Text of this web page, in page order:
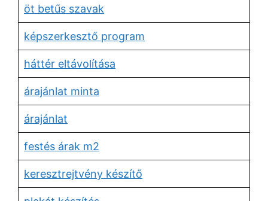
öt betűs szavak
képszerkesztő program
háttér eltávolítása
árajánlat minta
árajánlat
festés árak m2
keresztrejtvény készítő